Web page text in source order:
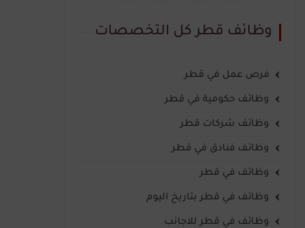
وظائف قطر كل التخصصات
فرص عمل في قطر
وظائف حكومية في قطر
وظائف شركات قطر
وظائف فنادق في قطر
وظائف في قطر
وظائف في قطر بتاريخ اليوم
وظائف في قطر للاجانب